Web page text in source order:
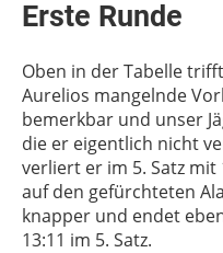
Erste Runde
Oben in der Tabelle
Aurelios mangelnde
bemerkbar und unser
die er eigentlich nicht
verliert er im 5. Satz
auf den gefürchteten
knapper und endet
13:11 im 5. Satz.